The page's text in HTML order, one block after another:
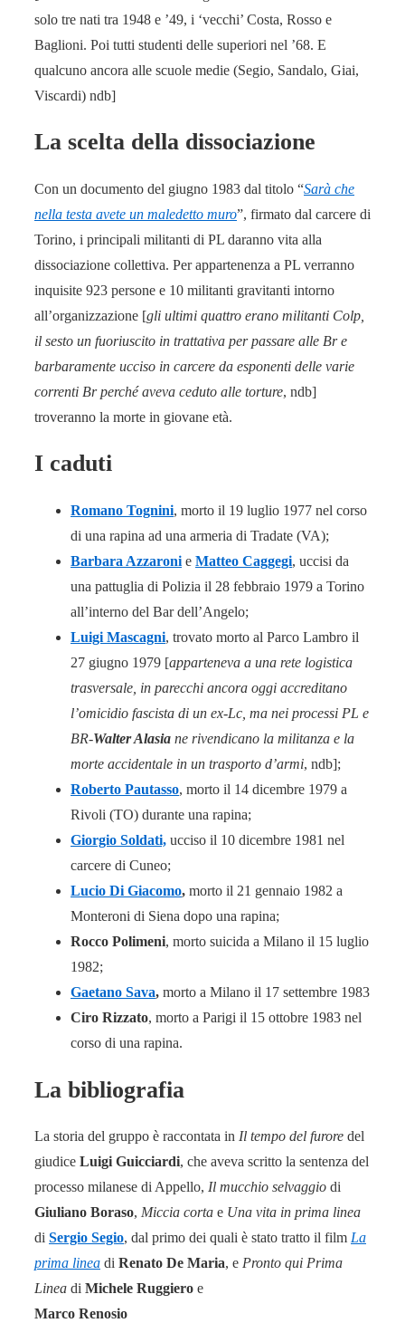
solo tre nati tra 1948 e ’49, i ‘vecchi’ Costa, Rosso e
Baglioni. Poi tutti studenti delle superiori nel ’68. E
qualcuno ancora alle scuole medie (Segio, Sandalo, Giai,
Viscardi) ndb]
La scelta della dissociazione
Con un documento del giugno 1983 dal titolo “Sarà che
nella testa avete un maledetto muro”, firmato dal carcere di
Torino, i principali militanti di PL daranno vita alla
dissociazione collettiva. Per appartenenza a PL verranno
inquisite 923 persone e 10 militanti gravitanti intorno
all’organizzazione [gli ultimi quattro erano militanti Colp,
il sesto un fuoriuscito in trattativa per passare alle Br e
barbaramente ucciso in carcere da esponenti delle varie
correnti Br perché aveva ceduto alle torture, ndb]
troveranno la morte in giovane età.
I caduti
Romano Tognini, morto il 19 luglio 1977 nel corso
di una rapina ad una armeria di Tradate (VA);
Barbara Azzaroni e Matteo Caggegi, uccisi da
una pattuglia di Polizia il 28 febbraio 1979 a Torino
all’interno del Bar dell’Angelo;
Luigi Mascagni, trovato morto al Parco Lambro il
27 giugno 1979 [apparteneva a una rete logistica
trasversale, in parecchi ancora oggi accreditano
l’omicidio fascista di un ex-Lc, ma nei processi PL e
BR-Walter Alasia ne rivendicano la militanza e la
morte accidentale in un trasporto d’armi, ndb];
Roberto Pautasso, morto il 14 dicembre 1979 a
Rivoli (TO) durante una rapina;
Giorgio Soldati, ucciso il 10 dicembre 1981 nel
carcere di Cuneo;
Lucio Di Giacomo, morto il 21 gennaio 1982 a
Monteroni di Siena dopo una rapina;
Rocco Polimeni, morto suicida a Milano il 15 luglio
1982;
Gaetano Sava, morto a Milano il 17 settembre 1983
Ciro Rizzato, morto a Parigi il 15 ottobre 1983 nel
corso di una rapina.
La bibliografia
La storia del gruppo è raccontata in Il tempo del furore del
giudice Luigi Guicciardi, che aveva scritto la sentenza del
processo milanese di Appello, Il mucchio selvaggio di
Giuliano Boraso, Miccia corta e Una vita in prima linea
di Sergio Segio, dal primo dei quali è stato tratto il film La
prima linea di Renato De Maria, e Pronto qui Prima
Linea di Michele Ruggiero e
Marco Renosio